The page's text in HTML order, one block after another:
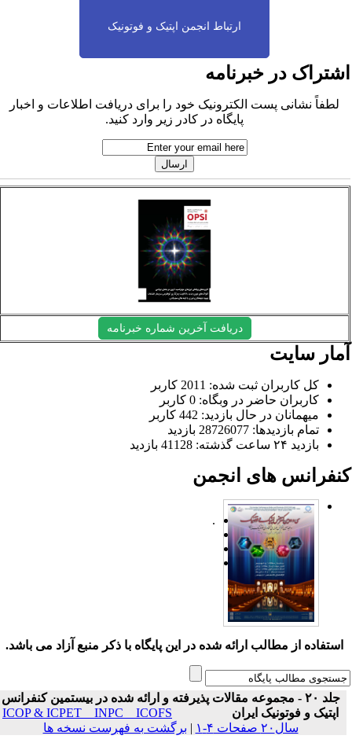
ارتباط انجمن اپتیک و فوتونیک
در خبرنامه
لطفاً نشانی پست الکترونیک خود را برای دریافت اطلاعات و اخبار
پایگاه در کادر زیر وارد کنید.
دریافت آخرین شماره خبرنامه
سایت
کل کاربران ثبت شده: 2011 کاربر
کاربران حاضر در وبگاه: 0 کاربر
میهمانان در حال بازدید: 442 کاربر
تمام بازدید‌ها: 28726077 بازدید
بازدید ۲۴ ساعت گذشته: 41128 بازدید
های انجمن
.
استفاده از مطالب ارائه شده در این پایگاه با ذکر منبع آزاد می باشد.
جلد ۲۰ - مجموعه مقالات پذیرفته و ارائه شده در بیستمین کنفرانس
اپتیک و فوتونیک ایران
ICOP & ICPET _ INPC _ ICOFS
سال۲۰ صفحات ۴-۱
| برگشت به فهرست نسخه ها